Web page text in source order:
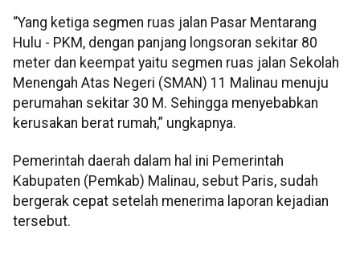
“Yang ketiga segmen ruas jalan Pasar Mentarang
Hulu - PKM, dengan panjang longsoran sekitar 80
meter dan keempat yaitu segmen ruas jalan Sekolah
Menengah Atas Negeri (SMAN) 11 Malinau menuju
perumahan sekitar 30 M. Sehingga menyebabkan
kerusakan berat rumah,” ungkapnya.
Pemerintah daerah dalam hal ini Pemerintah
Kabupaten (Pemkab) Malinau, sebut Paris, sudah
bergerak cepat setelah menerima laporan kejadian
tersebut.